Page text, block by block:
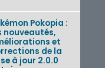
Pokopia :
nouveautés,
et
de la
à jour 2.0.0